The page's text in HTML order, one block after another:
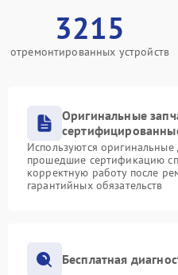
3215
отремонтированных устройств
Оригинальные
Используются
прошедшие сертификацию
корректную работу после
гарантийных обязательств
Бесплатная